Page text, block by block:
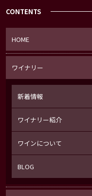
CONTENTS
HOME
ワイナリー
新着情報
ワイナリー紹介
ワインについて
BLOG